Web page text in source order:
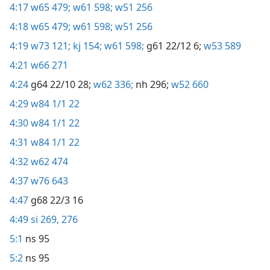
4:17w65 479; w61 598; w51 256
4:18w65 479; w61 598; w51 256
4:19w73 121; kj 154; w61 598; g61 22/12 6; w53 589
4:21 w66 271
4:24 g64 22/10 28; w62 336; nh 296; w52 660
4:29w84 1/1 22
4:30w84 1/1 22
4:31 w84 1/1 22
4:32w62 474
4:37w76 643
4:47 g68 22/3 16
4:49si 269, 276
5:1 ns 95
5:2 ns 95